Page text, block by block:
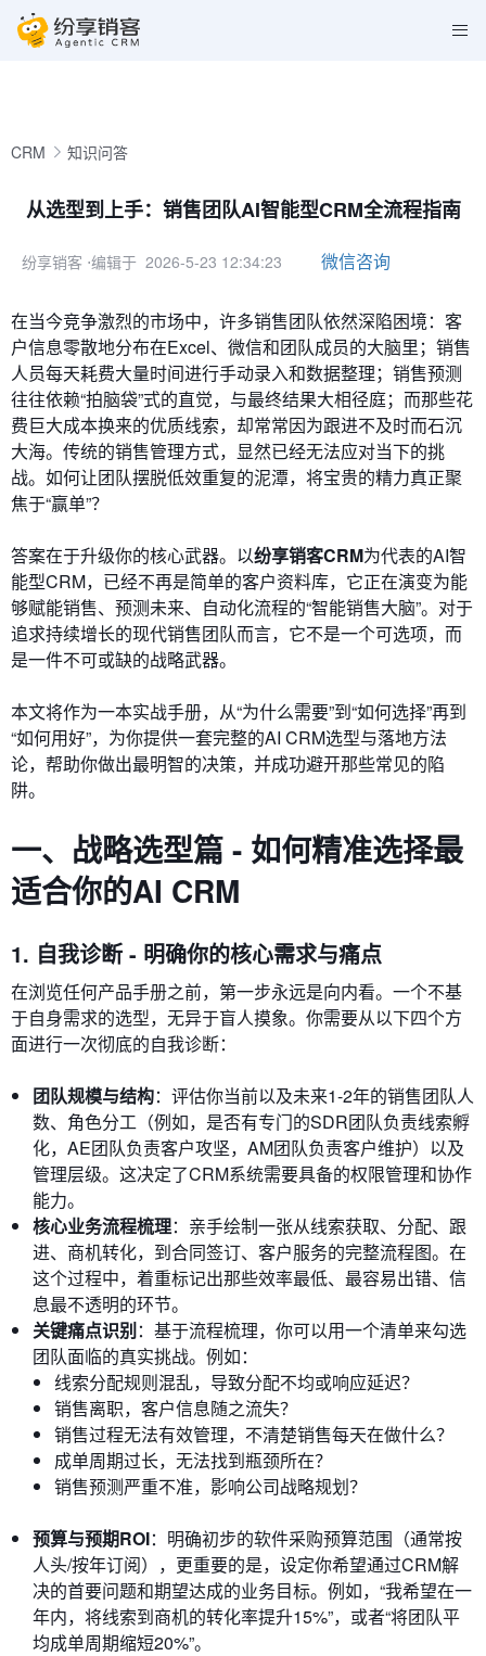
CRM 知识问答
从选型到上手：销售团队AI智能型CRM全流程指南
纷享销客 ⋅编辑于 2026-5-23 12:34:23 微信咨询
在当今竞争激烈的市场中，许多销售团队依然深陷困境：客
户信息零散地分布在Excel、微信和团队成员的大脑里；销售
人员每天耗费大量时间进行手动录入和数据整理；销售预测
往往依赖“拍脑袋”式的直觉，与最终结果大相径庭；而那些花
费巨大成本换来的优质线索，却常常因为跟进不及时而石沉
大海。传统的销售管理方式，显然已经无法应对当下的挑
战。如何让团队摆脱低效重复的泥潭，将宝贵的精力真正聚
焦于“赢单”？
答案在于升级你的核心武器。以纷享销客CRM为代表的AI智
能型CRM，已经不再是简单的客户资料库，它正在演变为能
够赋能销售、预测未来、自动化流程的“智能销售大脑”。对于
追求持续增长的现代销售团队而言，它不是一个可选项，而
是一件不可或缺的战略武器。
本文将作为一本实战手册，从“为什么需要”到“如何选择”再到
“如何用好”，为你提供一套完整的AI CRM选型与落地方法
论，帮助你做出最明智的决策，并成功避开那些常见的陷
阱。
一、战略选型篇 - 如何精准选择最
适合你的AI CRM
1. 自我诊断 - 明确你的核心需求与痛点
在浏览任何产品手册之前，第一步永远是向内看。一个不基
于自身需求的选型，无异于盲人摸象。你需要从以下四个方
面进行一次彻底的自我诊断：
团队规模与结构：评估你当前以及未来1-2年的销售团队人
数、角色分工（例如，是否有专门的SDR团队负责线索孵
化，AE团队负责客户攻坚，AM团队负责客户维护）以及
管理层级。这决定了CRM系统需要具备的权限管理和协作
能力。
核心业务流程梳理：亲手绘制一张从线索获取、分配、跟
进、商机转化，到合同签订、客户服务的完整流程图。在
这个过程中，着重标记出那些效率最低、最容易出错、信
息最不透明的环节。
关键痛点识别：基于流程梳理，你可以用一个清单来勾选
团队面临的真实挑战。例如：
线索分配规则混乱，导致分配不均或响应延迟？
销售离职，客户信息随之流失？
销售过程无法有效管理，不清楚销售每天在做什么？
成单周期过长，无法找到瓶颈所在？
销售预测严重不准，影响公司战略规划？
预算与预期ROI：明确初步的软件采购预算范围（通常按
人头/按年订阅），更重要的是，设定你希望通过CRM解
决的首要问题和期望达成的业务目标。例如，“我希望在一
年内，将线索到商机的转化率提升15%”，或者“将团队平
均成单周期缩短20%”。